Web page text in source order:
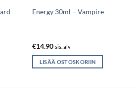
Energy 30ml – Vampire
€14.90 sis. alv
LISÄÄ OSTOSKORIIN